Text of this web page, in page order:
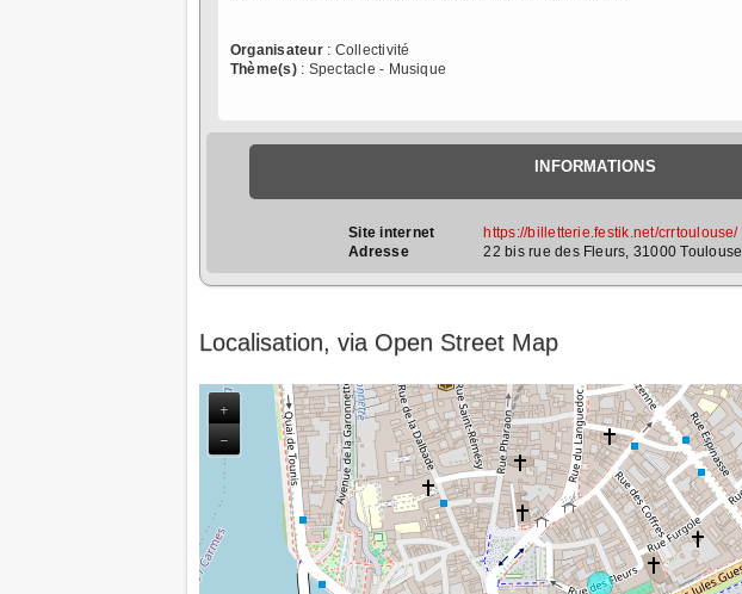
Organisateur: Collectivité
Thème(s): Spectacle - Musique
INFORMATIONS
Site internet
https://billetterie.festik.net/crrtoulouse/
Adresse
22 bis rue des Fleurs, 31000 Toulouse
Localisation, via Open Street Map
+
−